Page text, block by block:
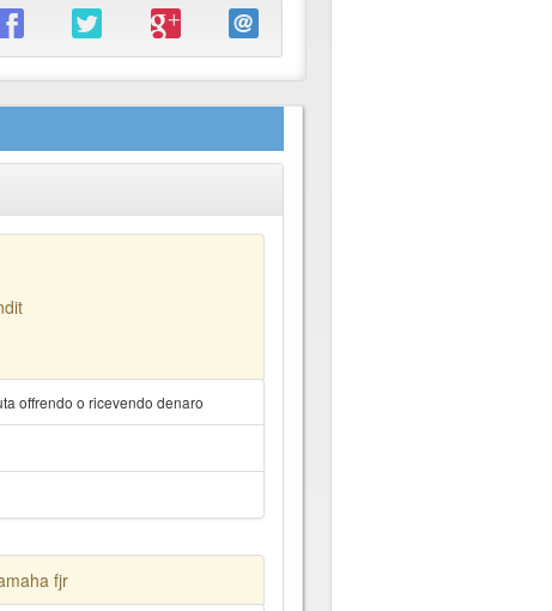
offrendo o ricevendo denaro
fjr